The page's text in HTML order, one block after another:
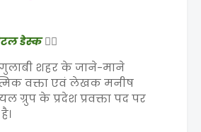
डेस्क✍🏻
गुलाबी शहर के जाने-माने
वक्ता एवं लेखक मनीष
ग्रुप के प्रदेश प्रवक्ता पद पर